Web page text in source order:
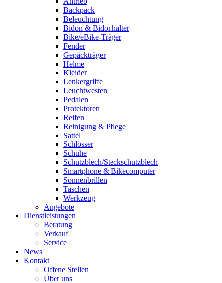
Backpack
Beleuchtung
Bidon & Bidonhalter
Bike/eBike-Träger
Fender
Gepäckträger
Helme
Kleider
Lenkergriffe
Leuchtwesten
Pedalen
Protektoren
Reifen
Reinigung & Pflege
Sattel
Schlösser
Schuhe
Schutzblech/Steckschutzblech
Smartphone & Bikecomputer
Sonnenbrillen
Taschen
Werkzeug
Angebote
Dienstleistungen
Beratung
Verkauf
Service
News
Kontakt
Offene Stellen
Über uns